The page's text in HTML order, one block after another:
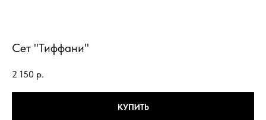
Сет "Тиффани"
2 150 р.
КУПИТЬ